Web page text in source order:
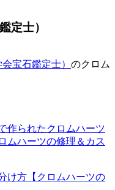
定士）
宝石鑑定士） のクロム
作られたクロムハーツ
ムハーツの修理＆カス
け方【クロムハーツの